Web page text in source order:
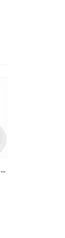
Avene Couvrance Po Mosaico Bronzeado 9 G